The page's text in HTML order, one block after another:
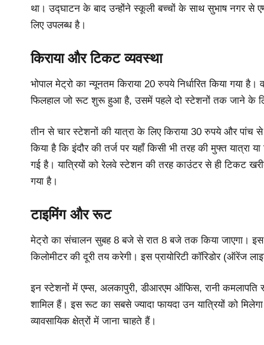
था। उद्घाटन के बाद उन्होंने स्कूली बच्चों के साथ सुभाष नगर से
लिए उपलब्ध है।
किराया और टिकट व्यवस्था
भोपाल मेट्रो का न्यूनतम किराया 20 रुपये निर्धारित किया गया
फिलहाल जो रूट शुरू हुआ है, उसमें पहले दो स्टेशनों तक जाने के
तीन से चार स्टेशनों की यात्रा के लिए किराया 30 रुपये और
किया है कि इंदौर की तर्ज पर यहाँ किसी भी तरह की मुफ्त यात्रा
गई है। यात्रियों को रेलवे स्टेशन की तरह काउंटर से ही टिकट
गया है।
टाइमिंग और रूट
मेट्रो का संचालन सुबह 8 बजे से रात 8 बजे तक किया जाएगा।
किलोमीटर की दूरी तय करेगी। इस प्रायोरिटी कॉरिडोर (ऑरेंज
इन स्टेशनों में एम्स, अलकापुरी, डीआरएम ऑफिस, रानी कमलापति
शामिल हैं। इस रूट का सबसे ज्यादा फायदा उन यात्रियों को
व्यावसायिक क्षेत्रों में जाना चाहते हैं।